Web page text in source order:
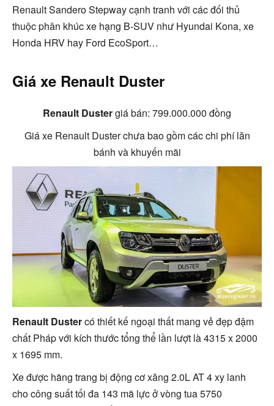
Renault Sandero Stepway cạnh tranh với các đối thủ
thuộc phân khúc xe hạng B-SUV như Hyundai Kona, xe
Honda HRV hay Ford EcoSport…
Giá xe Renault Duster
Renault Dustergiá bán: 799.000.000 đồng
Giá xe Renault Duster chưa bao gồm các chi phí lăn
bánh và khuyến mãi
Renault Dustercó thiết kế ngoại thất mang vẻ đẹp đậm
chất Pháp với kích thước tổng thể lần lượt là 4315 x 2000
x 1695 mm.
Xe được hãng trang bị động cơ xăng 2.0L AT 4 xy lanh
cho công suất tối đa 143 mã lực ở vòng tua5750